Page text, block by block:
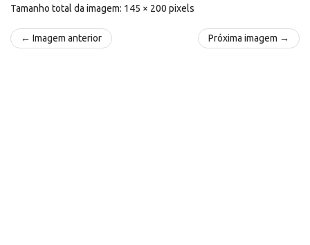
Tamanho total da imagem: 145 × 200 pixels
← Imagem anterior Próxima imagem →